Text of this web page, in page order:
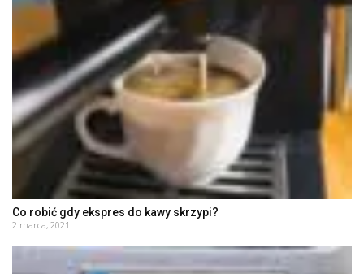
Co robić gdy ekspres do kawy skrzypi?
2 marca, 2021